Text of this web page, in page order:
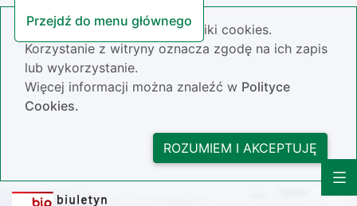
Przejdź do menu głównego
Nasza strona wykorzystuje pliki cookies.
Korzystanie z witryny oznacza zgodę na ich zapis
lub wykorzystanie.
Więcej informacji można znaleźć w Polityce
Cookies.
ROZUMIEM I AKCEPTUJĘ